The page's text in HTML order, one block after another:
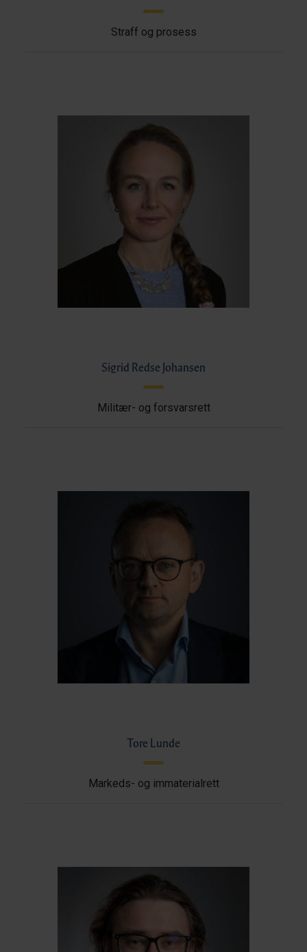
Straff og prosess
Sigrid Redse Johansen
Militær- og forsvarsrett
Tore Lunde
Markeds- og immaterialrett